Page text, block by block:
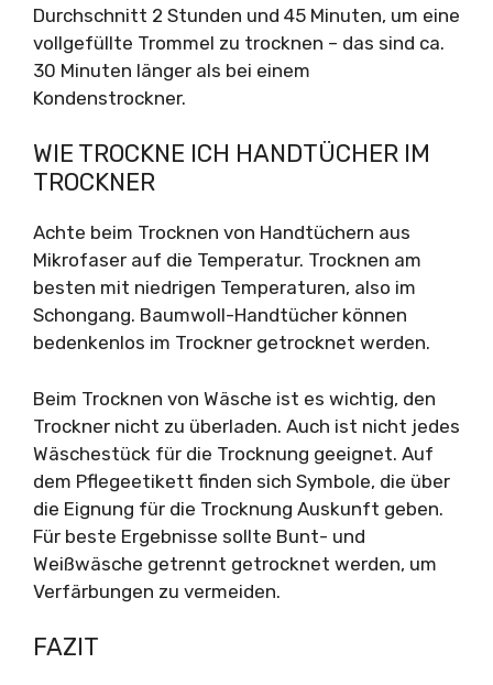
Durchschnitt 2 Stunden und 45 Minuten, um eine
vollgefüllte Trommel zu trocknen – das sind ca.
30 Minuten länger als bei einem
Kondenstrockner.
WIE TROCKNE ICH HANDTÜCHER IM
TROCKNER
Achte beim Trocknen von Handtüchern aus
Mikrofaser auf die Temperatur. Trocknen am
besten mit niedrigen Temperaturen, also im
Schongang. Baumwoll-Handtücher können
bedenkenlos im Trockner getrocknet werden.
Beim Trocknen von Wäsche ist es wichtig, den
Trockner nicht zu überladen. Auch ist nicht jedes
Wäschestück für die Trocknung geeignet. Auf
dem Pflegeetikett finden sich Symbole, die über
die Eignung für die Trocknung Auskunft geben.
Für beste Ergebnisse sollte Bunt- und
Weißwäsche getrennt getrocknet werden, um
Verfärbungen zu vermeiden.
FAZIT